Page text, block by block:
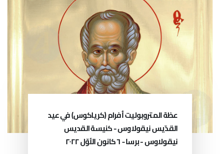
عظة المتروبوليت أفرام (كرياكوس) في عيد
القدّيس نيقولاوس - كنيسة القديس
نيقولاوس - برسا - ٦ كانون الأوّل ٢٠٢٢